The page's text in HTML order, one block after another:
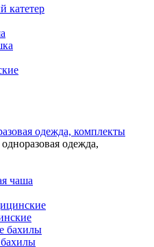
катетер
одежда, комплекты
одежда,
чаша
бахилы